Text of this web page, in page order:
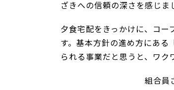
ざきへの信頼の深さを感じま
夕食宅配をきっかけに
す。基本方針の進め方にあ
られる事業だと思うと、ワ
組合員さんをハッ